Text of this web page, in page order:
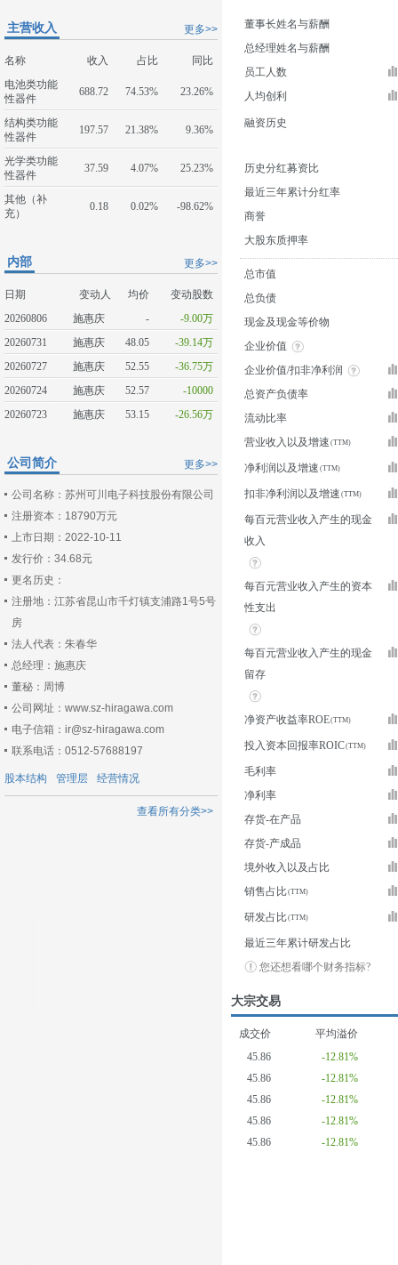
更多>>
主营收入
名称 收入 占比
同比
电池类功能
性器件
688.72 74.53% 23.26%
结构类功能
性器件
197.57 21.38% 9.36%
光学类功能
性器件
37.59 4.07% 25.23%
其他（补
充）
0.18 0.02% -98.62%
更多>>
内部
日期 变动人 均价
变动股数
20260806
施惠庆 -
-9.00万
20260731
施惠庆 48.05
-39.14万
20260727
施惠庆 52.55
-36.75万
20260724
施惠庆 52.57
-10000
20260723
施惠庆 53.15 -26.56万
更多>>
公司简介
公司名称：苏州可川电子科技股份有限公司
注册资本：18790万元
上市日期：2022-10-11
发行价：34.68元
更名历史：
注册地：江苏省昆山市千灯镇支浦路1号5号
房
法人代表：朱春华
总经理：施惠庆
董秘：周博
公司网址：www.sz-hiragawa.com
电子信箱：ir@sz-hiragawa.com
联系电话：0512-57688197
股本结构 管理层 经营情况
查看所有分类>>
董事长姓名与薪酬
总经理姓名与薪酬
员工人数
人均创利
融资历史
历史分红募资比
最近三年累计分红率
商誉
大股东质押率
总市值
总负债
现金及现金等价物
企业价值
企业价值/扣非净利润
总资产负债率
流动比率
营业收入以及增速
净利润以及增速
扣非净利润以及增速
每百元营业收入产生的现金
收入
每百元营业收入产生的资本
性支出
每百元营业收入产生的现金
留存
净资产收益率ROE
投入资本回报率ROIC
毛利率
净利率
存货-在产品
存货-产成品
境外收入以及占比
销售占比
研发占比
最近三年累计研发占比
您还想看哪个财务指标?
大宗交易
成交价
平均溢价
45.86
-12.81%
45.86
-12.81%
45.86
-12.81%
45.86
-12.81%
45.86
-12.81%